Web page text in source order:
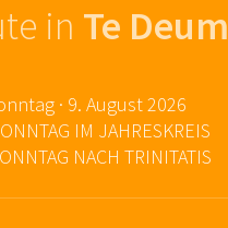
in Te Deum
· 9. August 2026
IM JAHRESKREIS
NACH TRINITATIS